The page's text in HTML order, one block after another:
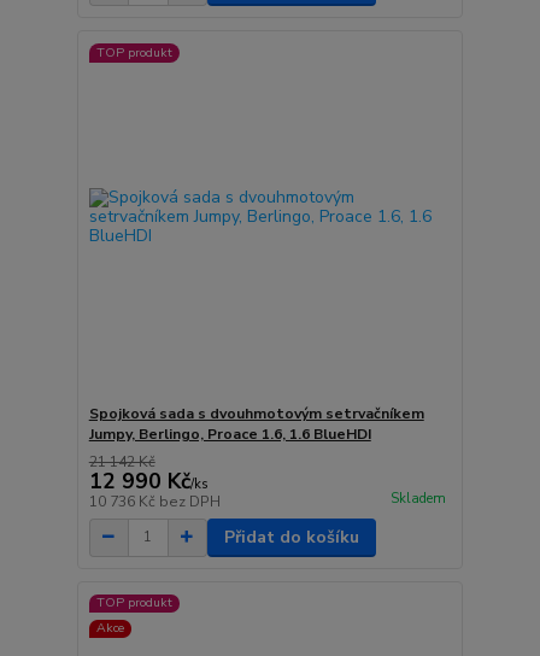
TOP produkt
Spojková sada s dvouhmotovým setrvačníkem
Jumpy, Berlingo, Proace 1.6, 1.6 BlueHDI
21 142 Kč
12 990 Kč/ks
10 736 Kč bez DPH Skladem
Přidat do košíku
TOP produkt
Akce